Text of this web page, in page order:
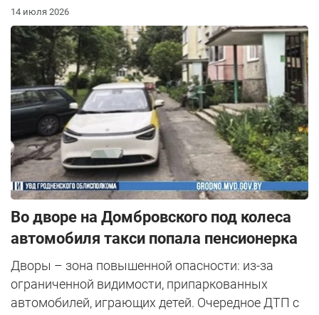
14 июля 2026
Во дворе на Домбровского под колеса
автомобиля такси попала пенсионерка
Дворы – зона повышенной опасности: из-за
ограниченной видимости, припаркованных
автомобилей, играющих детей. Очередное ДТП с